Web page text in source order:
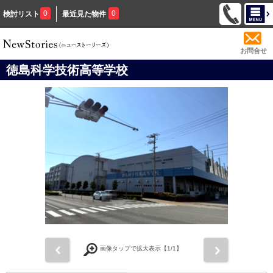
検討リスト 0 最近見た物件 0
お問合せ
徳島科学技術高等学校
画像タップで拡大表示【1/1】